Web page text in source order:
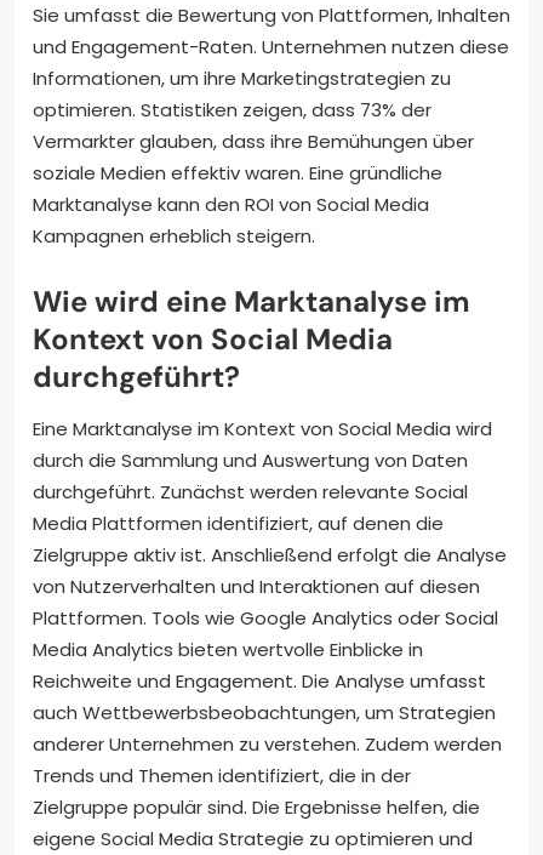
Sie umfasst die Bewertung von Plattformen, Inhalten
und Engagement-Raten. Unternehmen nutzen diese
Informationen, um ihre Marketingstrategien zu
optimieren. Statistiken zeigen, dass 73% der
Vermarkter glauben, dass ihre Bemühungen über
soziale Medien effektiv waren. Eine gründliche
Marktanalyse kann den ROI von Social Media
Kampagnen erheblich steigern.
Wie wird eine Marktanalyse im
Kontext von Social Media
durchgeführt?
Eine Marktanalyse im Kontext von Social Media wird
durch die Sammlung und Auswertung von Daten
durchgeführt. Zunächst werden relevante Social
Media Plattformen identifiziert, auf denen die
Zielgruppe aktiv ist. Anschließend erfolgt die Analyse
von Nutzerverhalten und Interaktionen auf diesen
Plattformen. Tools wie Google Analytics oder Social
Media Analytics bieten wertvolle Einblicke in
Reichweite und Engagement. Die Analyse umfasst
auch Wettbewerbsbeobachtungen, um Strategien
anderer Unternehmen zu verstehen. Zudem werden
Trends und Themen identifiziert, die in der
Zielgruppe populär sind. Die Ergebnisse helfen, die
eigene Social Media Strategie zu optimieren und